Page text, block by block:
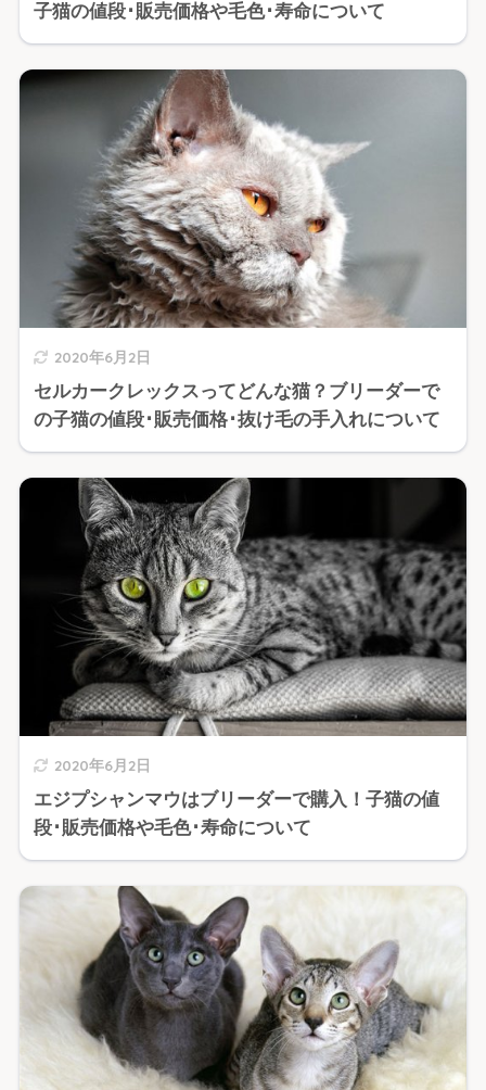
子猫の値段･販売価格や毛色･寿命について
2020年6月2日
セルカークレックスってどんな猫？ブリーダーで
の子猫の値段･販売価格･抜け毛の手入れについて
2020年6月2日
エジプシャンマウはブリーダーで購入！子猫の値
段･販売価格や毛色･寿命について